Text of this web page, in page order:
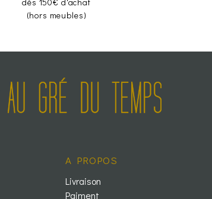
(hors meubles)
A PROPOS
Livraison
Paiment